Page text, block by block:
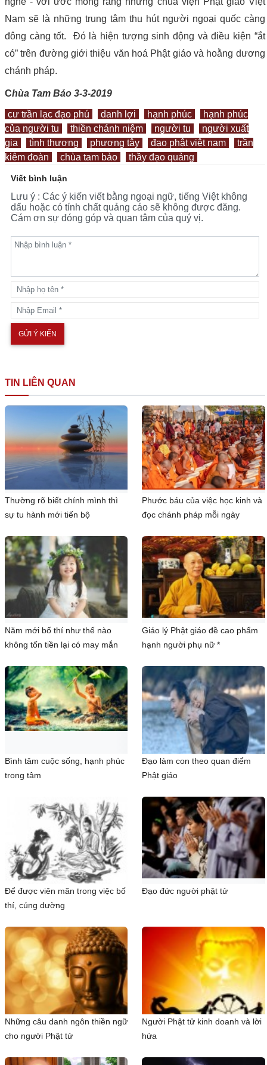
Nam sẽ là những trung tâm thu hút người ngoại quốc càng
đông càng tốt. Đó là hiện tượng sinh động và điều kiện “ắt
có” trên đường giới thiệu văn hoá Phật giáo và hoằng dương
chánh pháp.
Chùa Tam Bảo 3-3-2019
cư trần lạc đạo phú danh lợi hạnh phúc
hạnh phúc
của người tu
thiền chánh niệm người tu
người xuất
gia
tình thương phương tây đạo phật việt nam
trần
kiêm đoàn
chùa tam bảo thầy đạo quảng
Viết bình luận
Lưu ý : Các ý kiến viết bằng ngoại ngữ, tiếng Việt không
dấu hoặc có tính chất quảng cáo sẽ không được đăng.
Cám ơn sự đóng góp và quan tâm của quý vị.
TIN LIÊN QUAN
Thường rõ biết chính mình thì
sự tu hành mới tiến bộ
Phước báu của việc học kinh và
đọc chánh pháp mỗi ngày
Năm mới bố thí như thế nào
không tốn tiền lại có may mắn
Giáo lý Phật giáo đề cao phẩm
hạnh người phụ nữ *
Bình tâm cuộc sống, hạnh phúc
trong tâm
Đạo làm con theo quan điểm
Phật giáo
Để được viên mãn trong việc bố
thí, cúng dường
Đạo đức người phật tử
Những câu danh ngôn thiền ngữ
cho người Phật tử
Người Phật tử kinh doanh và lời
hứa